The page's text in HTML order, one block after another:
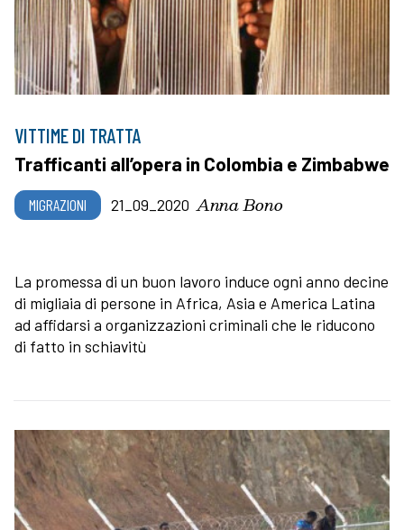
VITTIME DI TRATTA
Trafficanti all’opera in Colombia e Zimbabwe
MIGRAZIONI 21_09_2020 Anna Bono
La promessa di un buon lavoro induce ogni anno decine
di migliaia di persone in Africa, Asia e America Latina
ad affidarsi a organizzazioni criminali che le riducono
di fatto in schiavitù